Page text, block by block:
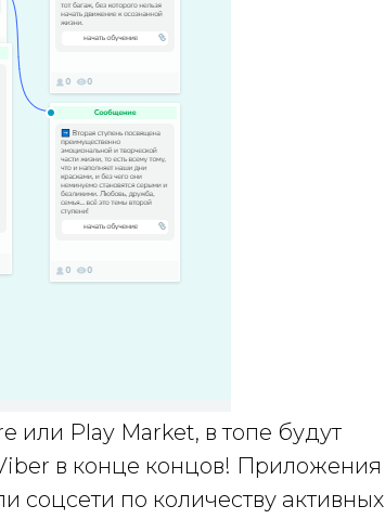
или Play Market, в топе будут
в конце концов! Приложения
по количеству активных